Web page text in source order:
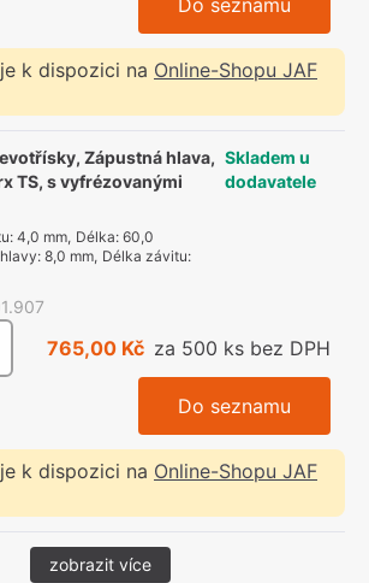
Do seznamu
k dispozici na Online-Shopu JAF
Zápustná hlava,
TS, s vyfrézovanými
: 4,0 mm, Délka: 60,0
: 8,0 mm, Délka závitu:
Skladem u
dodavatele
765,00 Kč za 500 ks bez DPH
Do seznamu
k dispozici na Online-Shopu JAF
zobrazit více